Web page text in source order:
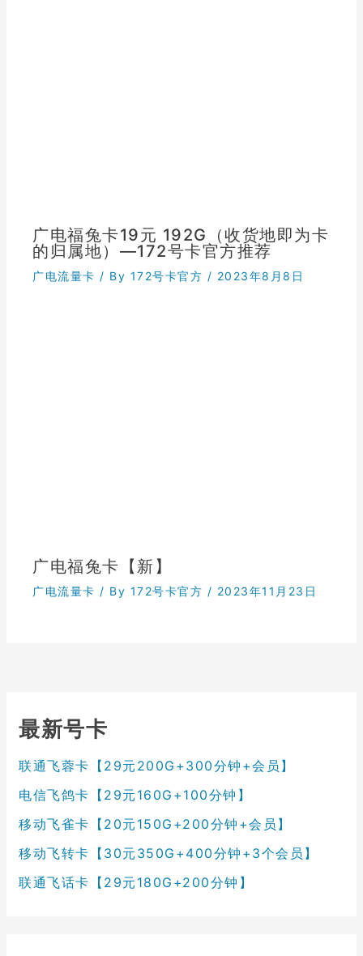
广电福兔卡19元 192G（收货地即为卡
的归属地）—172号卡官方推荐
广电流量卡 / By 172号卡官方 / 2023年8月8日
广电福兔卡【新】
广电流量卡 / By 172号卡官方 / 2023年11月23日
最新号卡
联通飞蓉卡【29元200G+300分钟+会员】
电信飞鸽卡【29元160G+100分钟】
移动飞雀卡【20元150G+200分钟+会员】
移动飞转卡【30元350G+400分钟+3个会员】
联通飞话卡【29元180G+200分钟】